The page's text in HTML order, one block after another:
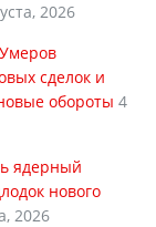
2026
сделок и
обороты 4
ядерный
нового
2026